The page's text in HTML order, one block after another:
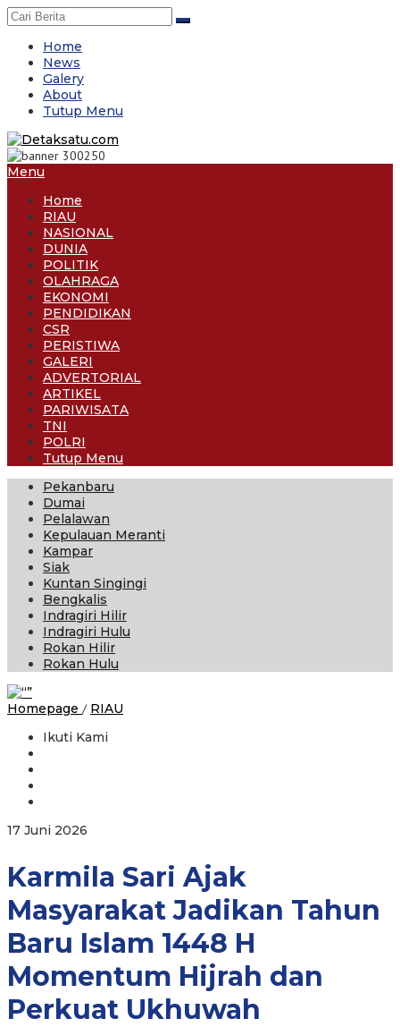
Skip
to
contentHome
News
Galery
About
Tutup Menu
Menu
Home
RIAU
NASIONAL
DUNIA
POLITIK
OLAHRAGA
EKONOMI
PENDIDIKAN
CSR
PERISTIWA
GALERI
ADVERTORIAL
ARTIKEL
PARIWISATA
TNI
POLRI
Tutup Menu
Pekanbaru
Dumai
Pelalawan
Kepulauan Meranti
Kampar
Siak
Kuntan Singingi
Bengkalis
Indragiri Hilir
Indragiri Hulu
Rokan Hilir
Rokan Hulu
Homepage / RIAU
Momentum
Hijrah
dan
Perkuat
Ukhuwah
Ikuti Kami
17 Juni 2026
Karmila Sari Ajak
Masyarakat Jadikan Tahun
Baru Islam 1448 H
Momentum Hijrah dan
Perkuat Ukhuwah